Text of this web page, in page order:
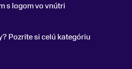
s logom vo vnútri
Pozrite si celú kategóriu